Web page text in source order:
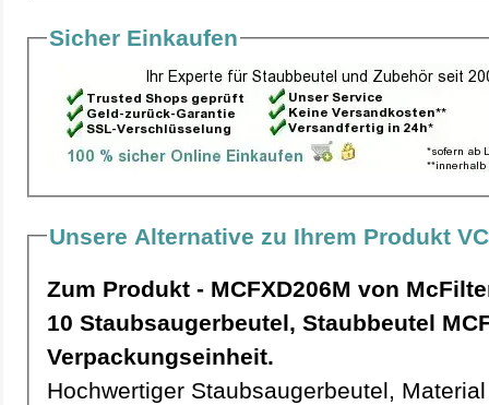
Sicher Einkaufen
Unsere Alternative zu Ihrem Produkt
Zum Produkt - MCFXD206M von
10 Staubsaugerbeutel, Staubbeutel MCFXD206M pro
Verpackungseinheit.
Hochwertiger Staubsaugerbeutel,